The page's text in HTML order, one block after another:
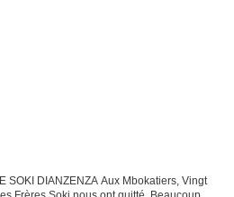
SOKI DIANZENZA Aux Mbokatiers, Vingt